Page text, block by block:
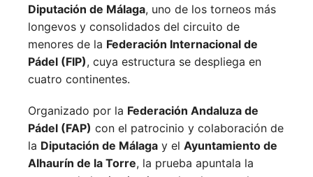
Diputación de Málaga, uno de los torneos más
longevos y consolidados del circuito de
menores de la Federación Internacional de
Pádel (FIP), cuya estructura se despliega en
cuatro continentes.
Organizado por la Federación Andaluza de
Pádel (FAP) con el patrocinio y colaboración de
la Diputación de Málaga y el Ayuntamiento de
Alhaurín de la Torre, la prueba apuntala la